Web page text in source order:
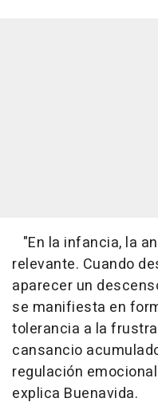
"En la infancia, la
relevante. Cuando
aparecer un
se manifiesta en
tolerancia a la
cansancio
regulación
explica Buenavida.